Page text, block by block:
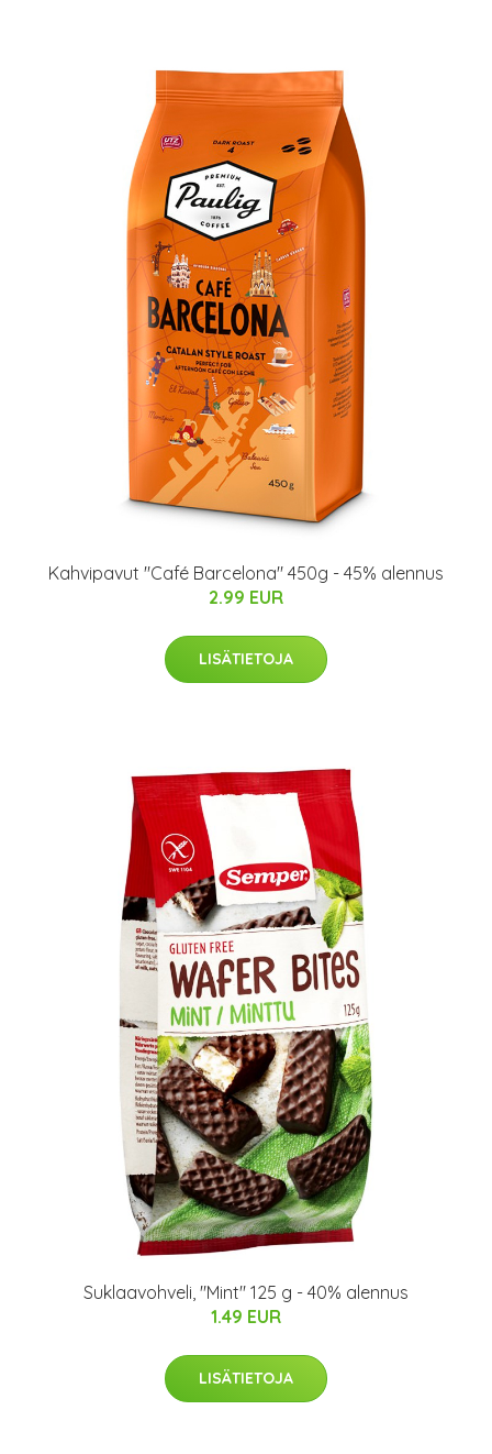
Kahvipavut "Café Barcelona" 450g - 45% alennus
2.99 EUR
LISÄTIETOJA
Suklaavohveli, "Mint" 125 g - 40% alennus
1.49 EUR
LISÄTIETOJA